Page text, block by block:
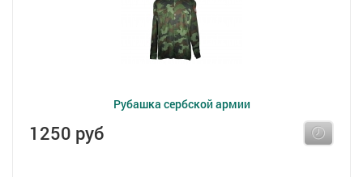
Рубашка сербской армии
1250 руб